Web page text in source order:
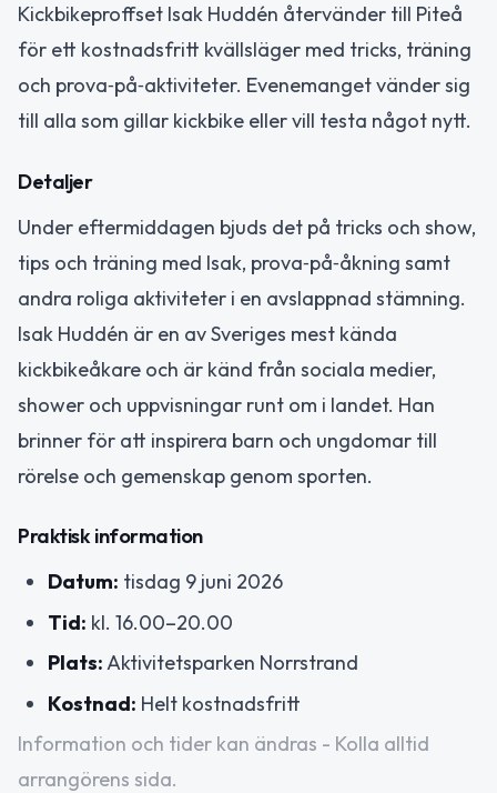
Kickbikeproffset Isak Huddén återvänder till Piteå
för ett kostnadsfritt kvällsläger med tricks, träning
och prova‑på‑aktiviteter. Evenemanget vänder sig
till alla som gillar kickbike eller vill testa något nytt.
Detaljer
Under eftermiddagen bjuds det på tricks och show,
tips och träning med Isak, prova‑på‑åkning samt
andra roliga aktiviteter i en avslappnad stämning.
Isak Huddén är en av Sveriges mest kända
kickbikeåkare och är känd från sociala medier,
shower och uppvisningar runt om i landet. Han
brinner för att inspirera barn och ungdomar till
rörelse och gemenskap genom sporten.
Praktisk information
Datum: tisdag 9 juni 2026
Tid: kl. 16.00–20.00
Plats:Aktivitetsparken Norrstrand
Kostnad: Helt kostnadsfritt
Information och tider kan ändras - Kolla alltid
arrangörens sida.